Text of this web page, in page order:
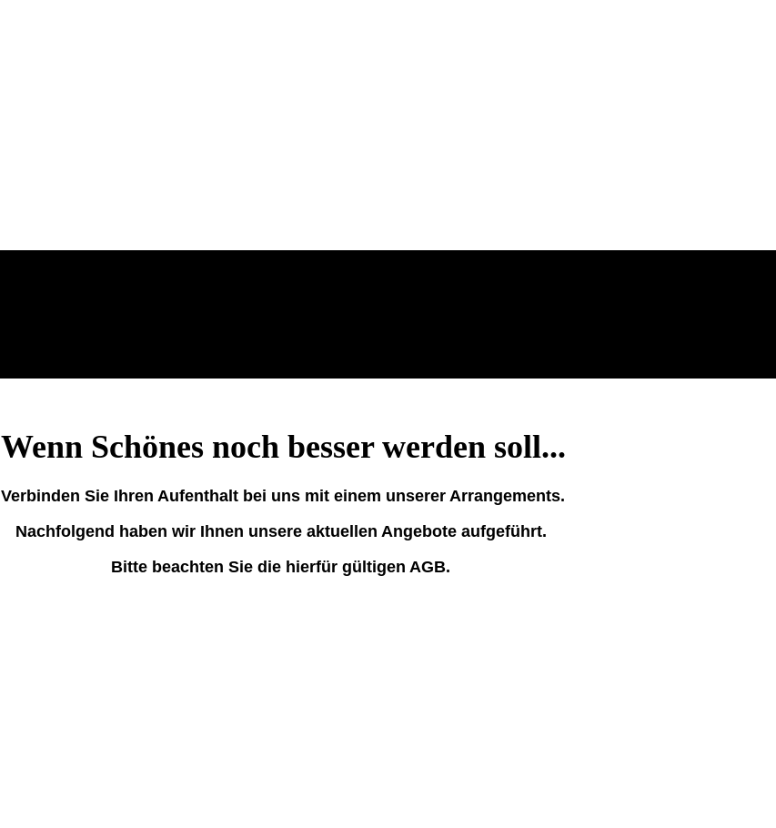
Wenn Schönes noch besser werden soll...
Verbinden Sie Ihren Aufenthalt bei uns mit einem unserer Arrangements.
Nachfolgend haben wir Ihnen unsere aktuellen Angebote aufgeführt.
Bitte beachten Sie die hierfür gültigen AGB.